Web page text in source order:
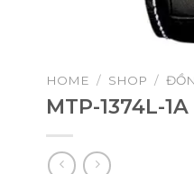
HOME / SHOP /
MTP-1374L-1A